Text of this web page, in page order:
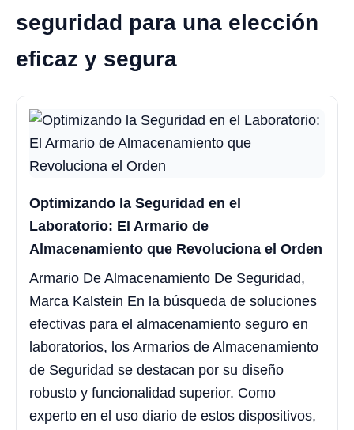
seguridad para una elección
eficaz y segura
Optimizando la Seguridad en el
Laboratorio: El Armario de
Almacenamiento que Revoluciona el Orden
Armario De Almacenamiento De Seguridad,
Marca Kalstein En la búsqueda de soluciones
efectivas para el almacenamiento seguro en
laboratorios, los Armarios de Almacenamiento
de Seguridad se destacan por su diseño
robusto y funcionalidad superior. Como
experto en el uso diario de estos dispositivos,